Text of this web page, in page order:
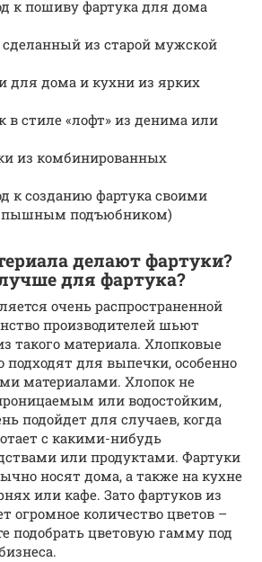
к пошиву фартука для дома
из старой мужской
для дома и кухни из ярких
стиле «лофт» из денима или
из комбинированных
к созданию фартука своими
пышным подъюбником)
делают фартуки?
для фартука?
очень распространенной
производителей шьют
такого материала. Хлопковые
подходят для выпечки, особенно
материалами. Хлопок не
или водостойким,
подойдет для случаев, когда
с какими-нибудь
или продуктами. Фартуки
носят дома, а также на кухне
или кафе. Зато фартуков из
огромное количество цветов –
подобрать цветовую гамму под